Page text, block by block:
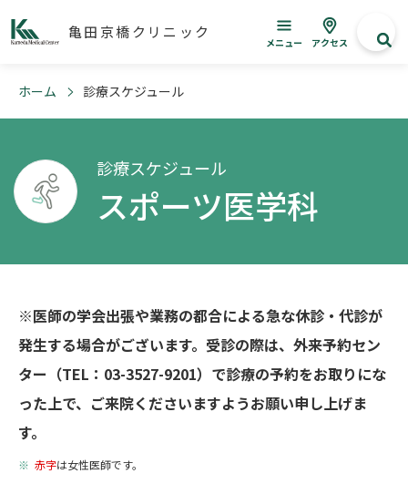
亀田京橋クリニック
メニュー アクセス
ホーム 診療スケジュール
診療スケジュール
スポーツ医学科
※医師の学会出張や業務の都合による急な休診・代診が
発生する場合がございます。受診の際は、外来予約セン
ター（TEL：03-3527-9201）で診療の予約をお取りにな
った上で、ご来院くださいますようお願い申し上げま
す。
赤字は女性医師です。